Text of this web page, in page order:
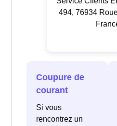
494, 76934
Coupure de
courant
Si vous
rencontrez un